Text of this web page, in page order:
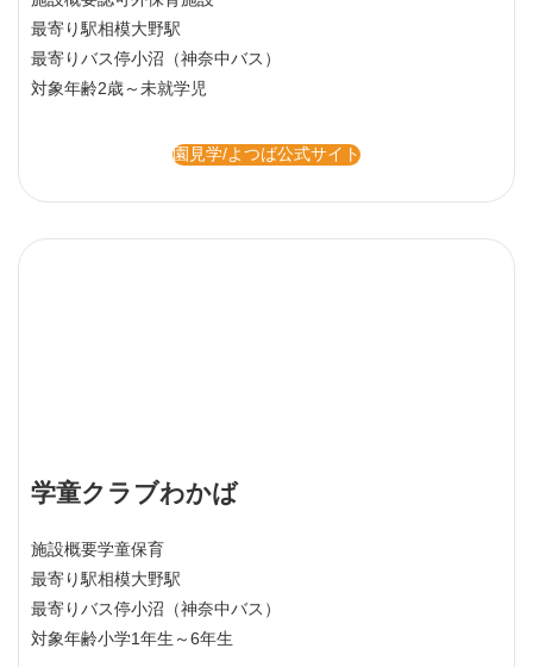
最寄り駅相模大野駅
最寄りバス停小沼（神奈中バス）
対象年齢2歳～未就学児
園見学/よつば公式サイト
学童クラブわかば
施設概要学童保育
最寄り駅相模大野駅
最寄りバス停小沼（神奈中バス）
対象年齢小学1年生～6年生